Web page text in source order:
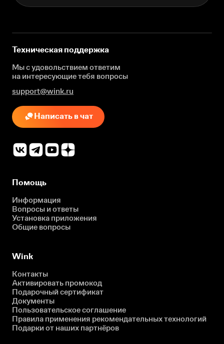
Техническая поддержка
Мы с удовольствием ответим
на интересующиетебя вопросы
support@wink.ru
Написать в чат
Помощь
Информация
Вопросы и ответы
Установка приложения
Общие вопросы
Wink
Контакты
Активировать промокод
Подарочный сертификат
Документы
Пользовательское соглашение
Правила применения рекомендательных технологий
Подарки от наших партнёров